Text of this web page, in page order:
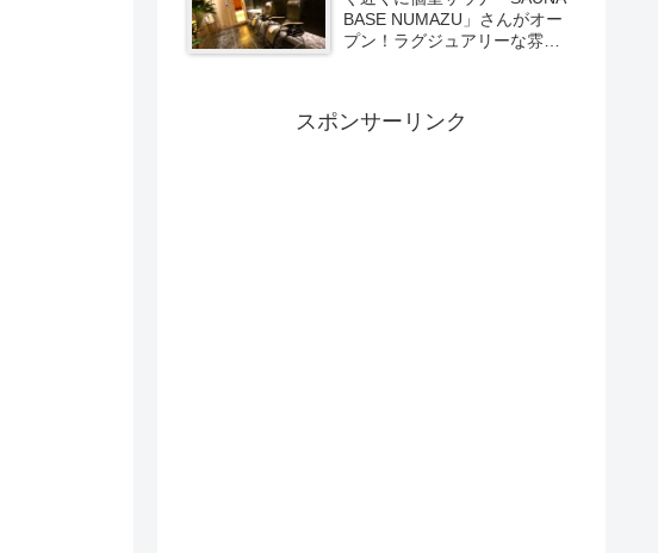
BASE NUMAZU」さんがオー
プン！ラグジュアリーな雰囲
スポンサーリンク